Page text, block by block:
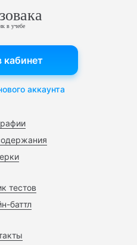
в учебе
тестов
баттл
кабинет
аккаунта